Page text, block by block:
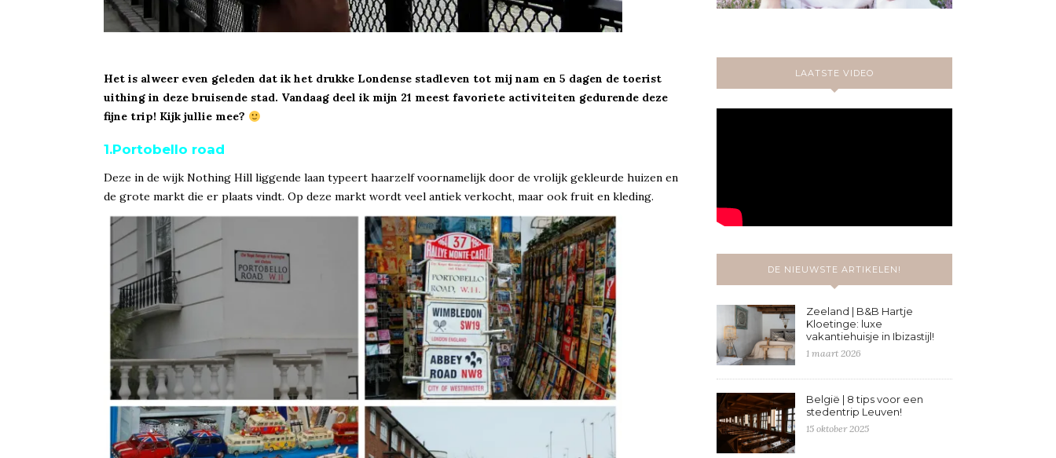
Het is alweer even geleden dat ik het drukke Londense stadleven tot mij nam en 5 dagen de toerist
uithing in deze bruisende stad. Vandaag deel ik mijn 21 meest favoriete activiteiten gedurende deze
fijne trip! Kijk jullie mee?
1.Portobello road
Deze in de wijk Nothing Hill liggende laan typeert haarzelf voornamelijk door de vrolijk gekleurde huizen en
de grote markt die er plaats vindt. Op deze markt wordt veel antiek verkocht, maar ook fruit en kleding.
LAATSTE VIDEO
DE NIEUWSTE ARTIKELEN!
Zeeland | B&B Hartje
Kloetinge: luxe
vakantiehuisje in Ibizastijl!
1 maart 2026
België | 8 tips voor een
stedentrip Leuven!
15 oktober 2025